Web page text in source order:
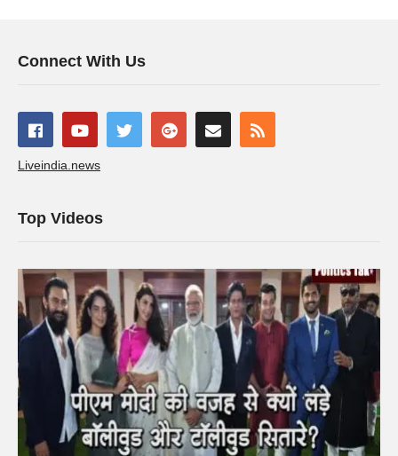
Connect With Us
Liveindia.news
Top Videos